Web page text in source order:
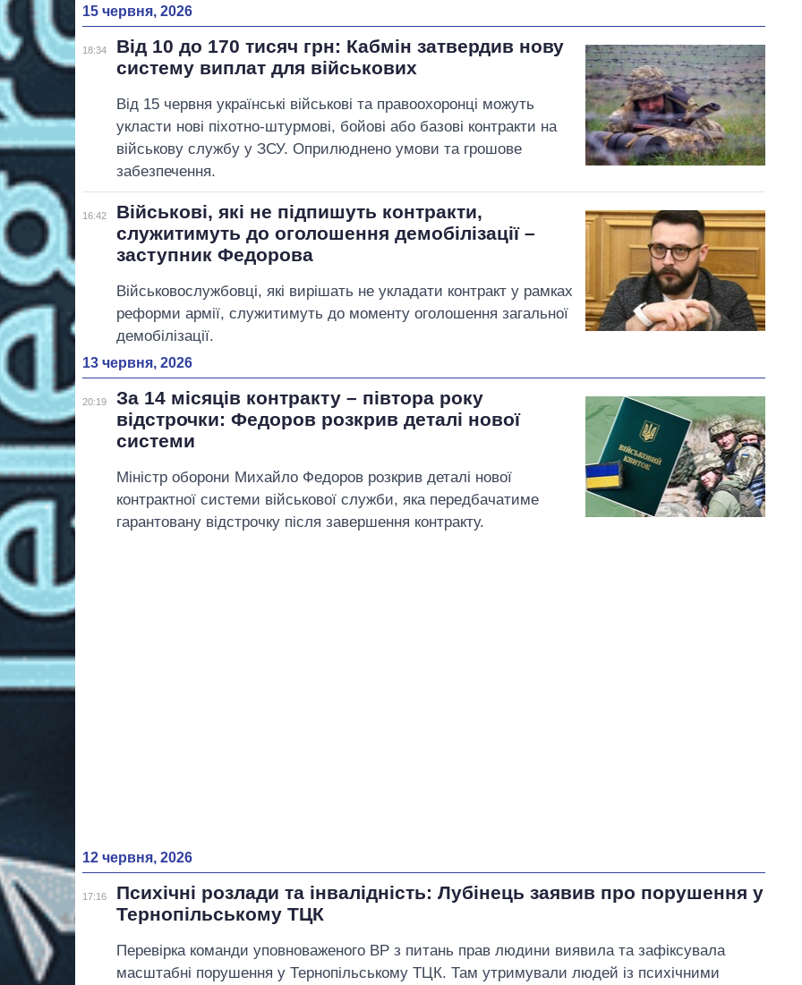
15 червня, 2026
18:34
Від 10 до 170 тисяч грн: Кабмін затвердив нову
систему виплат для військових
Від 15 червня українські військові та правоохоронці можуть
укласти нові піхотно-штурмові, бойові або базові контракти на
військову службу у ЗСУ. Оприлюднено умови та грошове
забезпечення.
16:42
Військові, які не підпишуть контракти,
служитимуть до оголошення демобілізації –
заступник Федорова
Військовослужбовці, які вирішать не укладати контракт у рамках
реформи армії, служитимуть до моменту оголошення загальної
демобілізації.
13 червня, 2026
20:19
За 14 місяців контракту – півтора року
відстрочки: Федоров розкрив деталі нової
системи
Міністр оборони Михайло Федоров розкрив деталі нової
контрактної системи військової служби, яка передбачатиме
гарантовану відстрочку після завершення контракту.
12 червня, 2026
17:16
Психічні розлади та інвалідність: Лубінець заявив про порушення у
Тернопільському ТЦК
Перевірка команди уповноваженого ВР з питань прав людини виявила та зафіксувала
масштабні порушення у Тернопільському ТЦК. Там утримували людей із психічними